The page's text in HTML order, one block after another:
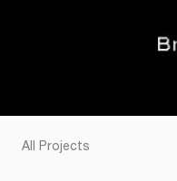
All Projects